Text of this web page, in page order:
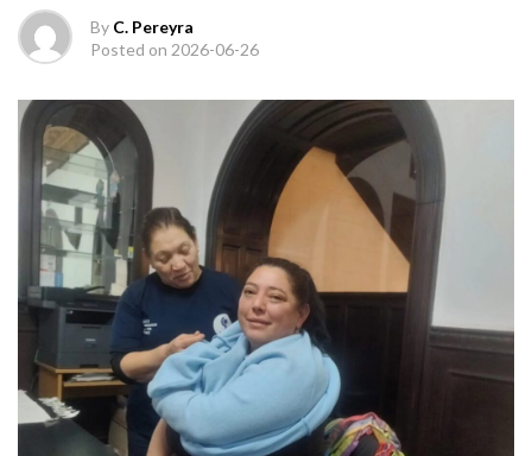
By C. Pereyra
Posted on 2026-06-26